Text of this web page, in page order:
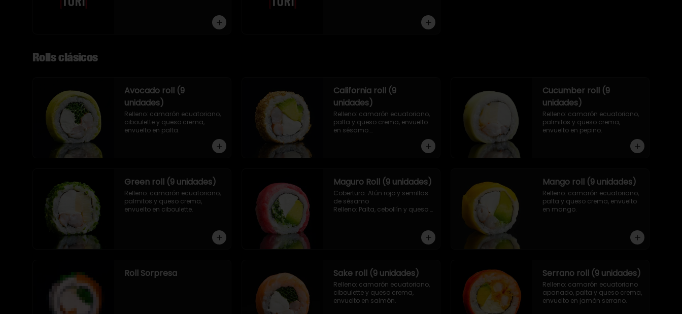
Rolls clásicos
Avocado roll (9
unidades)
Relleno: camarón ecuatoriano,
ciboulette y queso crema,
envuelto en palta.
California roll (9
unidades)
Relleno: camarón ecuatoriano,
palta y queso crema, envuelto
en sésamo.
Cucumber roll (9
unidades)
Relleno: camarón ecuatoriano,
palmitos y queso crema,
envuelto en pepino.
Green roll (9 unidades)
Relleno: camarón ecuatoriano,
palmitos y queso crema,
envuelto en ciboulette.
Maguro Roll (9 unidades)
Cobertura: Atún rojo y semillas
de sésamo
Relleno: Palta, cebollín y queso
Mango roll (9 unidades)
Relleno: camarón ecuatoriano,
palta y queso crema, envuelto
en mango.
Roll Sorpresa Sake roll (9 unidades)
Relleno: camarón ecuatoriano,
ciboulette y queso crema,
envuelto en salmón.
Serrano roll (9 unidades)
Relleno: camarón ecuatoriano
apanado, palta y queso crema,
envuelto en jamón serrano.